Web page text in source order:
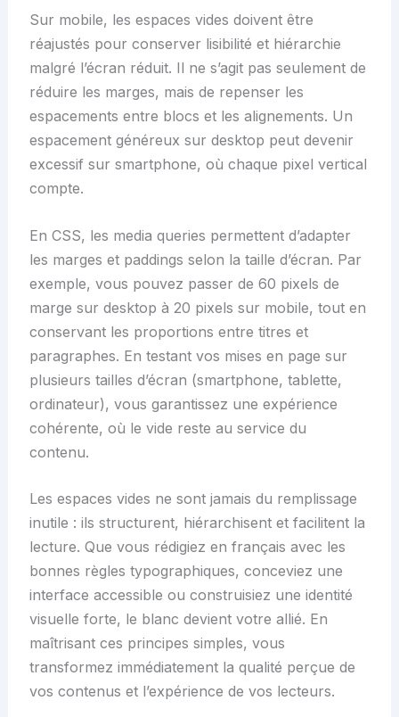
Sur mobile, les espaces vides doivent être
réajustés pour conserver lisibilité et hiérarchie
malgré l’écran réduit. Il ne s’agit pas seulement de
réduire les marges, mais de repenser les
espacements entre blocs et les alignements. Un
espacement généreux sur desktop peut devenir
excessif sur smartphone, où chaque pixel vertical
compte.
En CSS, les media queries permettent d’adapter
les marges et paddings selon la taille d’écran. Par
exemple, vous pouvez passer de 60 pixels de
marge sur desktop à 20 pixels sur mobile, tout en
conservant les proportions entre titres et
paragraphes. En testant vos mises en page sur
plusieurs tailles d’écran (smartphone, tablette,
ordinateur), vous garantissez une expérience
cohérente, où le vide reste au service du
contenu.
Les espaces vides ne sont jamais du remplissage
inutile : ils structurent, hiérarchisent et facilitent la
lecture. Que vous rédigiez en français avec les
bonnes règles typographiques, conceviez une
interface accessible ou construisiez une identité
visuelle forte, le blanc devient votre allié. En
maîtrisant ces principes simples, vous
transformez immédiatement la qualité perçue de
vos contenus et l’expérience de vos lecteurs.